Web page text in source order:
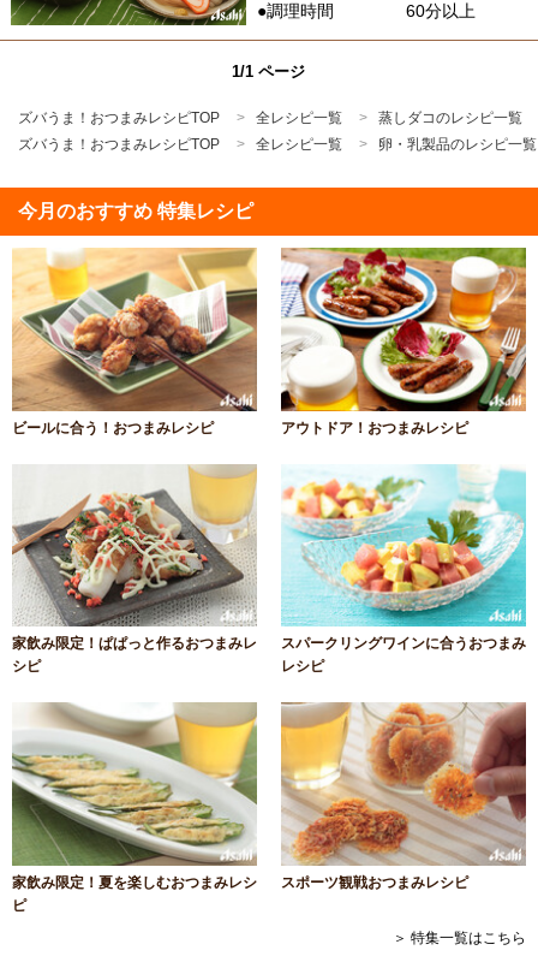
●調理時間
60分以上
1/1 ページ
ズバうま！おつまみレシピTOP 全レシピ一覧
蒸しダコのレシピ一覧
ズバうま！おつまみレシピTOP
全レシピ一覧 卵・乳製品のレシピ一覧
今月のおすすめ 特集レシピ
ビールに合う！おつまみレシピ アウトドア！おつまみレシピ
家飲み限定！ぱぱっと作るおつまみレ
シピ
スパークリングワインに合うおつまみ
レシピ
家飲み限定！夏を楽しむおつまみレシ
ピ
スポーツ観戦おつまみレシピ
＞ 特集一覧はこちら